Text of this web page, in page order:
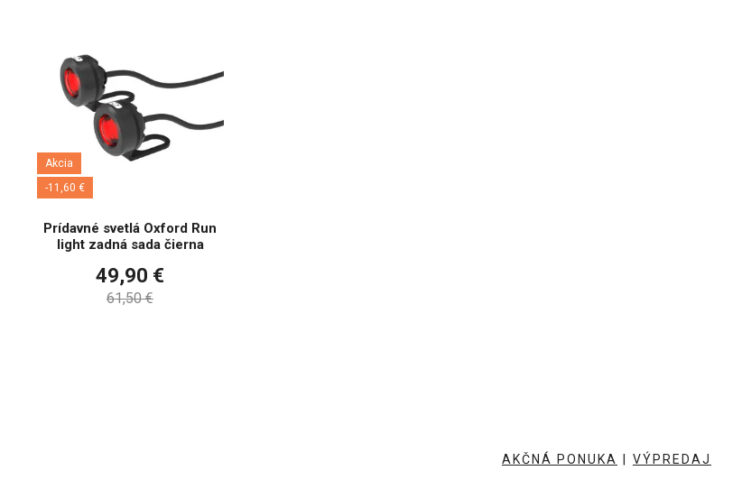
Akcia
-11,60 €
Prídavné svetlá Oxford Run
light zadná sada čierna
49,90 €
61,50 €
AKČNÁ PONUKA | VÝPREDAJ